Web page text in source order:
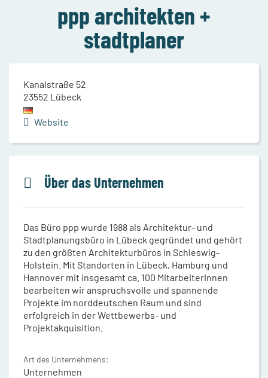
ppp architekten +
stadtplaner
Kanalstraße 52
23552 Lübeck
Website
Über das Unternehmen
Das Büro ppp wurde 1988 als Architektur- und
Stadtplanungsbüro in Lübeck gegründet und gehört
zu den größten Architekturbüros in Schleswig-
Holstein. Mit Standorten in Lübeck, Hamburg und
Hannover mit insgesamt ca. 100 MitarbeiterInnen
bearbeiten wir anspruchsvolle und spannende
Projekte im norddeutschen Raum und sind
erfolgreich in der Wettbewerbs- und
Projektakquisition.
Art des Unternehmens:
Unternehmen